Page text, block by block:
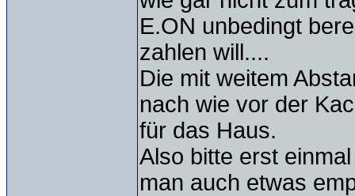
E.ON unbedingt
zahlen will....
Die mit weitem
nach wie vor der
für das Haus.
Also bitte erst
man auch etwas